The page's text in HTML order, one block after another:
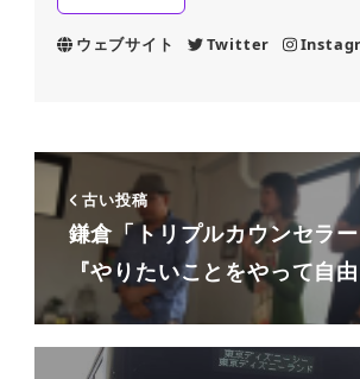
ウェブサイト Twitter
古い投稿
鎌倉「トリプルカウンセラ
『やりたいことをやって自